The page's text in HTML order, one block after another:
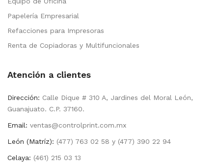
Papelería Empresarial
Refacciones para Impresoras
Renta de Copiadoras y Multifuncionales
Atención a clientes
Dirección: Calle Dique # 310 A, Jardines del Moral León,
Guanajuato. C.P. 37160.
Email: ventas@controlprint.com.mx
León (Matríz): (477) 763 02 58 y (477) 390 22 94
Celaya: (461) 215 03 13